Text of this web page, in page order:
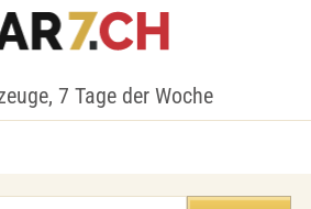
7 Tage der Woche